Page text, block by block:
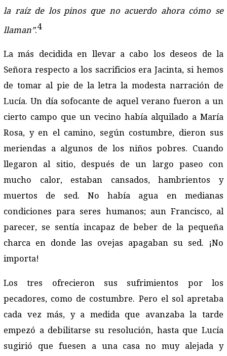
la raíz de los pinos que no acuerdo ahora cómo se
llaman”.4
La más decidida en llevar a cabo los deseos de la
Señora respecto a los sacrificios era Jacinta, si hemos
de tomar al pie de la letra la modesta narración de
Lucía. Un día sofocante de aquel verano fueron a un
cierto campo que un vecino había alquilado a María
Rosa, y en el camino, según costumbre, dieron sus
meriendas a algunos de los niños pobres. Cuando
llegaron al sitio, después de un largo paseo con
mucho calor, estaban cansados, hambrientos y
muertos de sed. No había agua en medianas
condiciones para seres humanos; aun Francisco, al
parecer, se sentía incapaz de beber de la pequeña
charca en donde las ovejas apagaban su sed. ¡No
importa!
Los tres ofrecieron sus sufrimientos por los
pecadores, como de costumbre. Pero el sol apretaba
cada vez más, y a medida que avanzaba la tarde
empezó a debilitarse su resolución, hasta que Lucía
sugirió que fuesen a una casa no muy alejada y